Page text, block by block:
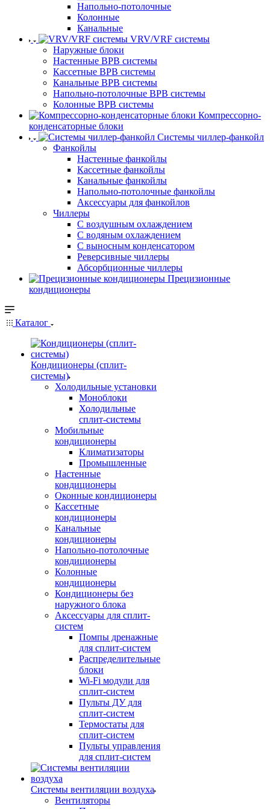
Напольно-потолочные
Колонные
Канальные
VRV/VRF системы
Наружные блоки
Настенные ВРВ системы
Кассетные ВРВ системы
Канальные ВРВ системы
Напольно-потолочные ВРВ системы
Колонные ВРВ системы
Компрессорно-
конденсаторные блоки
Системы чиллер-фанкойл
Фанкойлы
Настенные фанкойлы
Кассетные фанкойлы
Канальные фанкойлы
Напольно-потолочные фанкойлы
Аксессуары для фанкойлов
Чиллеры
С воздушным охлаждением
С водяным охлаждением
С выносным конденсатором
Реверсивные чиллеры
Абсорбционные чиллеры
Прецизионные
кондиционеры
Каталог
Кондиционеры (сплит-
системы)
Холодильные установки
Моноблоки
Холодильные
сплит-системы
Мобильные
кондиционеры
Климатизаторы
Промышленные
Настенные
кондиционеры
Оконные кондиционеры
Кассетные
кондиционеры
Канальные
кондиционеры
Напольно-потолочные
кондиционеры
Колонные
кондиционеры
Кондиционеры без
наружного блока
Аксессуары для сплит-
систем
Помпы дренажные
для сплит-систем
Распределительные
блоки
Wi-Fi модули для
сплит-систем
Пульты ДУ для
сплит-систем
Термостаты для
сплит-систем
Пульты управления
для сплит-систем
Системы вентиляции воздуха
Вентиляторы